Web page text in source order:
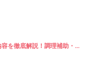
を徹底解説！調理補助・...